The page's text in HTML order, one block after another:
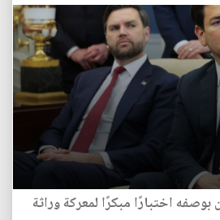
اختبارًا مبكرًا لمعركة وراثة